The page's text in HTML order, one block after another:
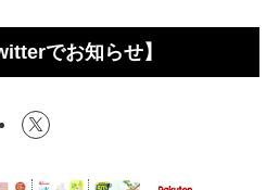
でお知らせ】